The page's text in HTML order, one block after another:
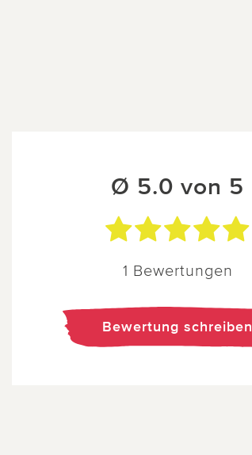
Ø 5.0 von 5
1 Bewertungen
Bewertung schreiben